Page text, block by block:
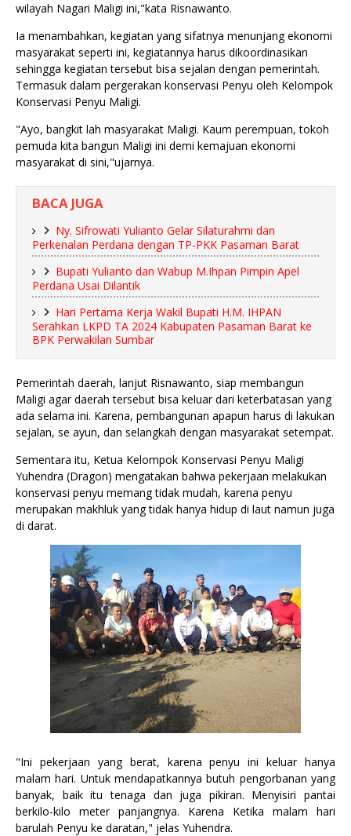
wilayah Nagari Maligi ini,"kata Risnawanto.
Ia menambahkan, kegiatan yang sifatnya menunjang ekonomi
masyarakat seperti ini, kegiatannya harus dikoordinasikan
sehingga kegiatan tersebut bisa sejalan dengan pemerintah.
Termasuk dalam pergerakan konservasi Penyu oleh Kelompok
Konservasi Penyu Maligi.
"Ayo, bangkit lah masyarakat Maligi. Kaum perempuan, tokoh
pemuda kita bangun Maligi ini demi kemajuan ekonomi
masyarakat di sini,"ujarnya.
BACA JUGA
Ny. Sifrowati Yulianto Gelar Silaturahmi dan
Perkenalan Perdana dengan TP-PKK Pasaman Barat
Bupati Yulianto dan Wabup M.Ihpan Pimpin Apel
Perdana Usai Dilantik
Hari Pertama Kerja Wakil Bupati H.M. IHPAN
Serahkan LKPD TA 2024 Kabupaten Pasaman Barat ke
BPK Perwakilan Sumbar
Pemerintah daerah, lanjut Risnawanto, siap membangun
Maligi agar daerah tersebut bisa keluar dari keterbatasan yang
ada selama ini. Karena, pembangunan apapun harus di lakukan
sejalan, se ayun, dan selangkah dengan masyarakat setempat.
Sementara itu, Ketua Kelompok Konservasi Penyu Maligi
Yuhendra (Dragon) mengatakan bahwa pekerjaan melakukan
konservasi penyu memang tidak mudah, karena penyu
merupakan makhluk yang tidak hanya hidup di laut namun juga
di darat.
"Ini pekerjaan yang berat, karena penyu ini keluar hanya
malam hari. Untuk mendapatkannya butuh pengorbanan yang
banyak, baik itu tenaga dan juga pikiran. Menyisiri pantai
berkilo-kilo meter panjangnya. Karena Ketika malam hari
barulah Penyu ke daratan," jelas Yuhendra.